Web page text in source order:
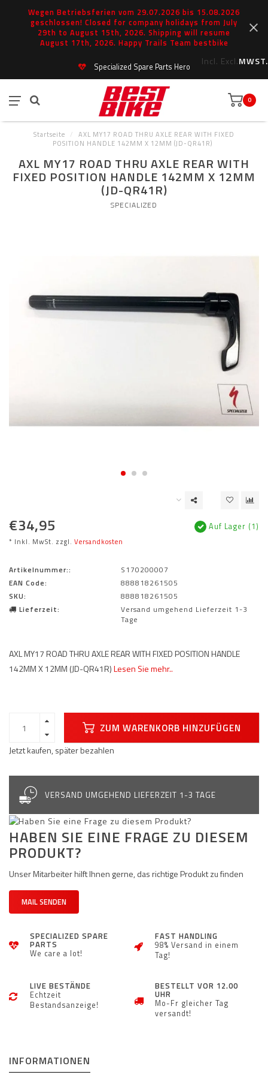
Wegen Betriebsferien vom 29.07.2026 bis 15.08.2026
geschlossen! Closed for company holidays from July
29th to August 15th, 2026. Shipping will resume
August 17th, 2026. Happy Trails Team bestbike
Incl. Excl.MWST.
Specialized Spare Parts Hero
0
Startseite /
AXL MY17 ROAD THRU AXLE REAR WITH FIXED
POSITION HANDLE 142MM X 12MM (JD-QR41R)
AXL MY17 ROAD THRU AXLE REAR WITH
FIXED POSITION HANDLE 142MM X 12MM
(JD-QR41R)
SPECIALIZED
€34,95
* Inkl. MwSt. zzgl. Versandkosten
Auf Lager (1)
Artikelnummer::
S170200007
EAN Code:
888818261505
SKU:
888818261505
Lieferzeit:
Versand umgehend Lieferzeit 1-3
Tage
AXL MY17 ROAD THRU AXLE REAR WITH FIXED POSITION HANDLE
142MM X 12MM (JD-QR41R)Lesen Sie mehr..
ZUM WARENKORB HINZUFÜGEN
Jetzt kaufen, später bezahlen
VERSAND UMGEHEND LIEFERZEIT 1-3 TAGE
HABEN SIE EINE FRAGE ZU DIESEM
PRODUKT?
Unser Mitarbeiter hilft Ihnen gerne, das richtige Produkt zu finden
MAIL SENDEN
SPECIALIZED SPARE
PARTS
We care a lot!
FAST HANDLING
98% Versand in einem
Tag!
LIVE BESTÄNDE
Echtzeit
Bestandsanzeige!
BESTELLT VOR 12.00
UHR
Mo-Fr gleicher Tag
versandt!
INFORMATIONEN